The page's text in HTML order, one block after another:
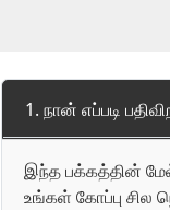
1. நான் எப்படி
இந்த பக்கத்தின் மேல்
உங்கள் கோப்பு சில